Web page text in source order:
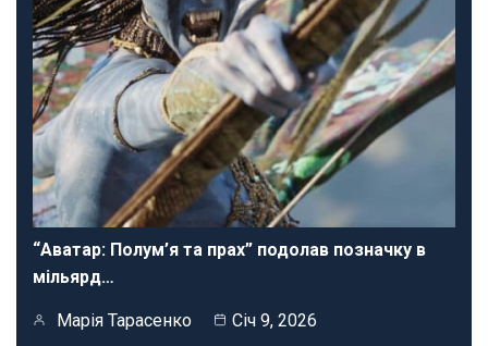
“Аватар: Полум’я та прах” подолав позначку в
мільярд…
Марія Тарасенко Січ 9, 2026